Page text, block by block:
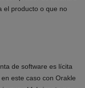
el producto o que no
de software es lícita
este caso con Orakle